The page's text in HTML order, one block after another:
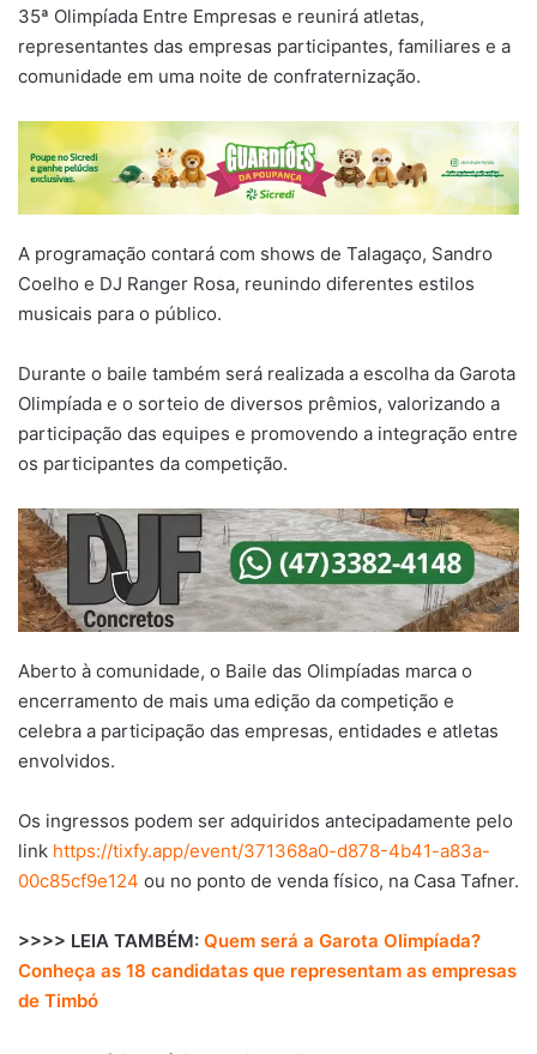
35ª Olimpíada Entre Empresas e reunirá atletas,
representantes das empresas participantes, familiares e a
comunidade em uma noite de confraternização.
A programação contará com shows de Talagaço, Sandro
Coelho e DJ Ranger Rosa, reunindo diferentes estilos
musicais para o público.
Durante o baile também será realizada a escolha da Garota
Olimpíada e o sorteio de diversos prêmios, valorizando a
participação das equipes e promovendo a integração entre
os participantes da competição.
Aberto à comunidade, o Baile das Olimpíadas marca o
encerramento de mais uma edição da competição e
celebra a participação das empresas, entidades e atletas
envolvidos.
Os ingressos podem ser adquiridos antecipadamente pelo
link https://tixfy.app/event/371368a0-d878-4b41-a83a-
00c85cf9e124 ou no ponto de venda físico, na Casa Tafner.
>>>> LEIA TAMBÉM: Quem será a Garota Olimpíada?
Conheça as 18 candidatas que representam as empresas
de Timbó